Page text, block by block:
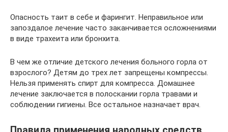
Опасность таит в себе и фарингит. Неправильное или
запоздалое лечение часто заканчивается осложнениями
в виде трахеита или бронхита.
В чем же отличие детского лечения больного горла от
взрослого? Детям до трех лет запрещены компрессы.
Нельзя применять спирт для компресса. Домашнее
лечение заключается в полоскании горла травами и
соблюдении гигиены. Все остальное назначает врач.